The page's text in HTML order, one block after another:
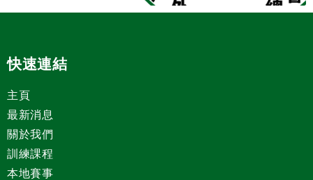
快速連結
主頁
最新消息
關於我們
訓練課程
本地賽事